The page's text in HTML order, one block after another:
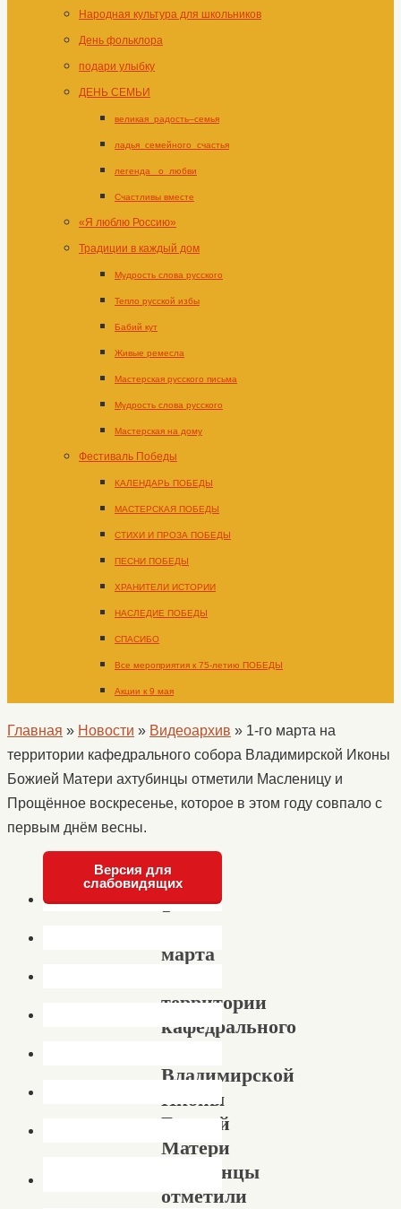
Народная культура для школьников
День фольклора
подари улыбку
ДЕНЬ СЕМЬИ
великая_радость–семья
ладья_семейного_счастья
легенда _о_любви
Счастливы вместе
«Я люблю Россию»
Традиции в каждый дом
Мудрость слова русского
Тепло русской избы
Бабий кут
Живые ремесла
Мастерская русского письма
Мудрость слова русского
Мастерская на дому
Фестиваль Победы
КАЛЕНДАРЬ ПОБЕДЫ
МАСТЕРСКАЯ ПОБЕДЫ
СТИХИ И ПРОЗА ПОБЕДЫ
ПЕСНИ ПОБЕДЫ
ХРАНИТЕЛИ ИСТОРИИ
НАСЛЕДИЕ ПОБЕДЫ
СПАСИБО
Все мероприятия к 75-летию ПОБЕДЫ
Акции к 9 мая
Главная » Новости » Видеоархив » 1-го марта на
территории кафедрального собора Владимирской Иконы
Божией Матери ахтубинцы отметили Масленицу и
Прощённое воскресенье, которое в этом году совпало с
первым днём весны.
1-
марта
территории
кафедрального
Владимирской
Иконы
Божией
Матери
ахтубинцы
отметили
Версия для
слабовидящих